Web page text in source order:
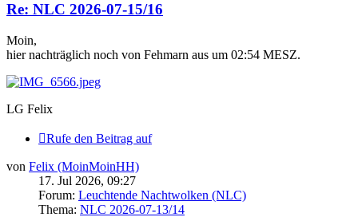
Re: NLC 2026-07-15/16
Moin,
hier nachträglich noch von Fehmarn aus um 02:54 MESZ.
LG Felix
Rufe den Beitrag auf
von Felix (MoinMoinHH)
17. Jul 2026, 09:27
Forum: Leuchtende Nachtwolken (NLC)
Thema: NLC 2026-07-13/14